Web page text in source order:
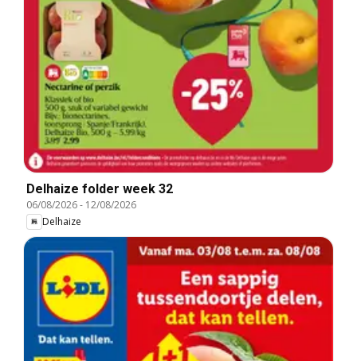
Delhaize folder week 32
06/08/2026- 12/08/2026
Delhaize